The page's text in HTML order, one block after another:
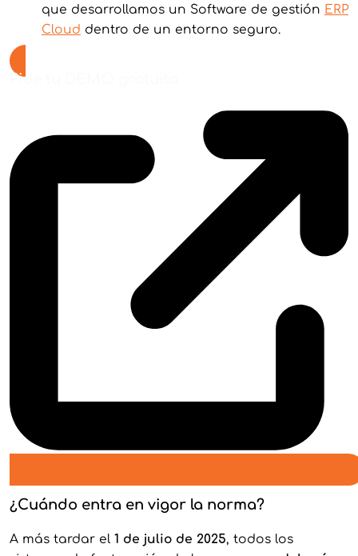
que desarrollamos un Software de gestión ERP
Cloud dentro de un entorno seguro.
Pide tu DEMO gratuita
¿Cuándo entra en vigor la norma?
A más tardar el 1 de julio de 2025, todos los